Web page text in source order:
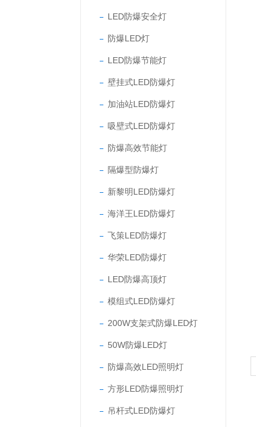
LED防爆安全灯
防爆LED灯
LED防爆节能灯
壁挂式LED防爆灯
加油站LED防爆灯
吸壁式LED防爆灯
防爆高效节能灯
隔爆型防爆灯
新黎明LED防爆灯
海洋王LED防爆灯
飞策LED防爆灯
华荣LED防爆灯
LED防爆高顶灯
模组式LED防爆灯
200W支架式防爆LED灯
50W防爆LED灯
防爆高效LED照明灯
方形LED防爆照明灯
吊杆式LED防爆灯